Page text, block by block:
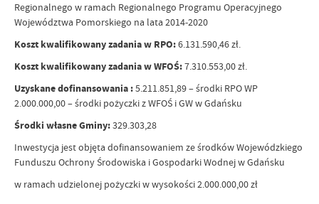
Regionalnego w ramach Regionalnego Programu Operacyjnego
Województwa Pomorskiego na lata 2014-2020
Koszt kwalifikowany zadania w RPO:6.131.590,46 zł.
Koszt kwalifikowany zadania w WFOŚ:7.310.553,00 zł.
Uzyskane dofinansowania :5.211.851,89 – środki RPO WP
2.000.000,00 – środki pożyczki z WFOŚ i GW w Gdańsku
Środki własne Gminy:329.303,28
Inwestycja jest objęta dofinansowaniem ze środków Wojewódzkiego
Funduszu Ochrony Środowiska i Gospodarki Wodnej w Gdańsku
w ramach udzielonej pożyczki w wysokości 2.000.000,00 zł